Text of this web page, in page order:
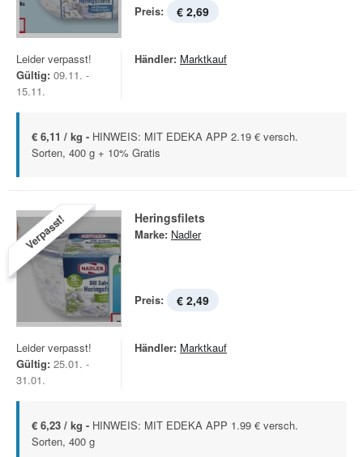
Preis: € 2,69
Leider verpasst!
Gültig: 09.11. -
15.11.
Händler: Marktkauf
€ 6,11 / kg - HINWEIS: MIT EDEKA APP 2.19 € versch.
Sorten, 400 g + 10% Gratis
Verpasst! Heringsfilets
Marke: Nadler
Preis: € 2,49
Leider verpasst!
Gültig: 25.01. -
31.01.
Händler: Marktkauf
€ 6,23 / kg - HINWEIS: MIT EDEKA APP 1.99 € versch.
Sorten, 400 g